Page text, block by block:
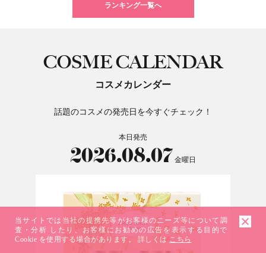
ランキング一覧へ
COSME CALENDAR
コスメカレンダー
話題のコスメの発売日を今すぐチェック！
本日発売
2026.08.07 金曜日
当サイトでは当社の提携先等がお客様のニーズ等について調
査・分析 したり、お客様にお勧めの広告を表示する目的で
Cookie を使用する場合があります。 詳しくは こちら